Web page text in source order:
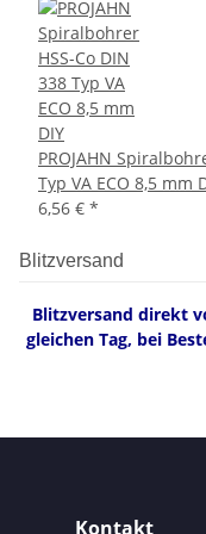
PROJAHN
Typ VA ECO 8,5 mm
6,56 € *
Blitzversand
Blitzversand direkt
gleichen Tag, bei
Kontakt